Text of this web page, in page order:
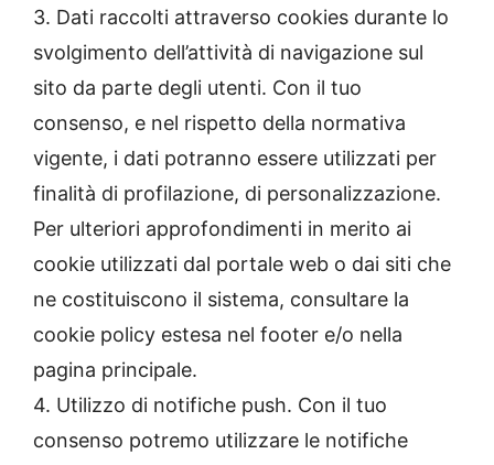
3. Dati raccolti attraverso cookies durante lo
svolgimento dell’attività di navigazione sul
sito da parte degli utenti. Con il tuo
consenso, e nel rispetto della normativa
vigente, i dati potranno essere utilizzati per
finalità di profilazione, di personalizzazione.
Per ulteriori approfondimenti in merito ai
cookie utilizzati dal portale web o dai siti che
ne costituiscono il sistema, consultare la
cookie policy estesa nel footer e/o nella
pagina principale.
4. Utilizzo di notifiche push. Con il tuo
consenso potremo utilizzare le notifiche